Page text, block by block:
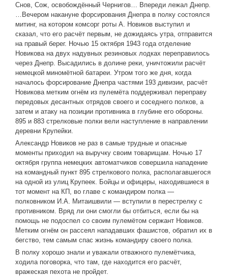
Снов, Сож, освобождённый Чернигов… Впереди лежал Днепр.
…Вечером накануне форсирования Днепра в полку состоялся
митинг, на котором комсорг роты А. Новиков выступил и
сказал, что его расчёт первым, не дожидаясь утра, отправится
на правый берег. Ночью 15 октября 1943 года отделение
Новикова на двух надувных резиновых лодках переправилось
через Днепр. Высадились в долине реки, уничтожили расчёт
немецкой миномётной батареи. Утром того же дня, когда
началось форсирование Днепра частями 193 дивизии, расчёт
Новикова метким огнём из пулемёта поддерживал переправу
передовых десантных отрядов своего и соседнего полков, а
затем и атаку на позиции противника в глубине его обороны.
895 и 883 стрелковые полки вели наступление в направлении
деревни Крупейки.
Александр Новиков не раз в самые трудные и опасные
моменты приходил на выручку своим товарищам. Ночью 17
октября группа немецких автоматчиков совершила нападение
на командный пункт 895 стрелкового полка, располагавшегося
на одной из улиц Крупеек. Бойцы и офицеры, находившиеся в
тот момент на КП, во главе с командиром полка —
полковником И.А. Митаишвили — вступили в перестрелку с
противником. Вряд ли они смогли бы отбиться, если бы на
помощь не подоспел со своим пулемётом сержант Новиков.
Метким огнём он рассеял нападавших фашистов, обратил их в
бегство, тем самым спас жизнь командиру своего полка.
В полку хорошо знали и уважали отважного пулемётчика,
ходила поговорка, что там, где находится его расчёт,
вражеская пехота не пройдет.